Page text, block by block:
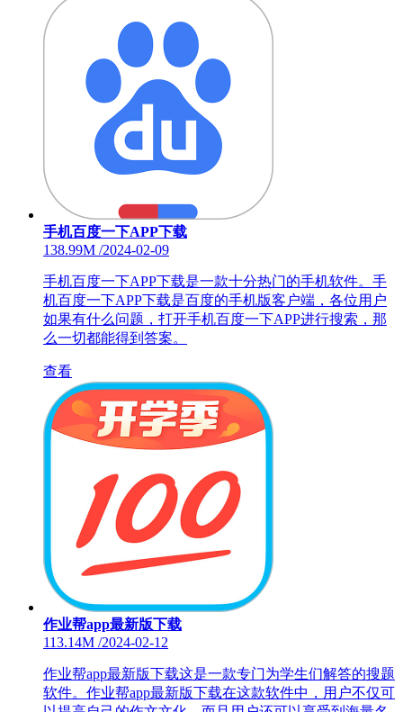
手机百度一下APP下载
138.99M /2024-02-09
手机百度一下APP下载是一款十分热门的手机软件。手
机百度一下APP下载是百度的手机版客户端，各位用户
如果有什么问题，打开手机百度一下APP进行搜索，那
么一切都能得到答案。
查看
作业帮app最新版下载
113.14M /2024-02-12
作业帮app最新版下载这是一款专门为学生们解答的搜题
软件。作业帮app最新版下载在这款软件中，用户不仅可